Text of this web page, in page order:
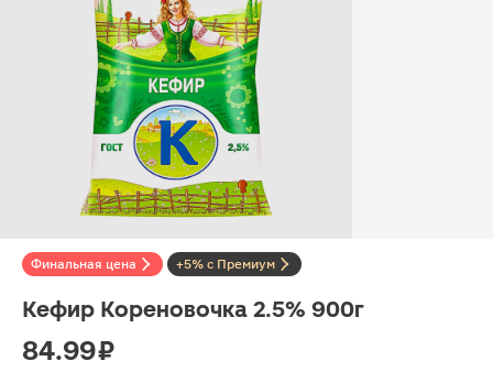
Финальная цена +5% с Премиум
Кефир Кореновочка 2.5% 900г
84.99 ₽